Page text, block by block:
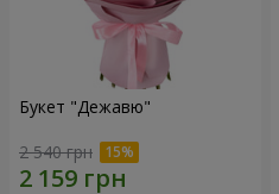
Букет "Дежавю"
2 540 грн